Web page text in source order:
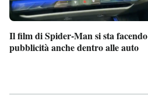
AREA PERSONALE
Entra
Il film di Spider-Man si sta facendo
pubblicità anche dentro alle auto